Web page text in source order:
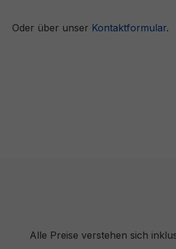
Oder über unser Kontaktformular.
Alle Preise verstehen sich